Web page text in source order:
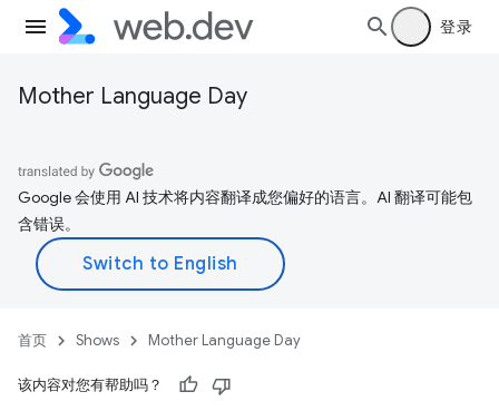
登录
Mother Language Day
Google 会使用 AI 技术将内容翻译成您偏好的语言。AI 翻译可能包
含错误。
首页 Shows Mother Language Day
该内容对您有帮助吗？